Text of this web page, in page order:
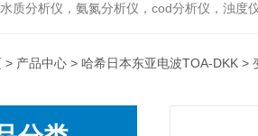
质分析仪，氨氮分析仪，cod分析仪，浊度
> 产品中心 > 哈希日本东亚电波TOA-DKK >